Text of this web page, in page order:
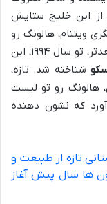
اشعارش از این خلیج ستایش
ویتنام، هالونگ رو
تو لیست آثار و مناظر ملی کشور قرار داد و بعدتر، تو سال ۱۹۹۴، این
شناخته شد. تازه،
هالونگ رو تو لیست
که نشون دهنده
تازه از طبیعت و
ها سال پیش آغاز